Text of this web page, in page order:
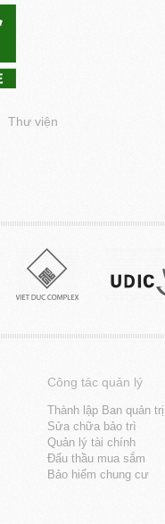
Thư viện
Công tác quản lý
Thành lập Ban quản trị
Sửa chữa bảo trì
Quản lý tài chính
Đấu thầu mua sắm
Bảo hiểm chung cư